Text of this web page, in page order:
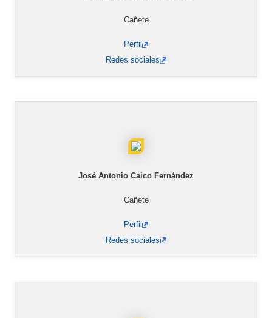
Cañete
Perfil
Redes sociales
José Antonio Caico Fernández
Cañete
Perfil
Redes sociales